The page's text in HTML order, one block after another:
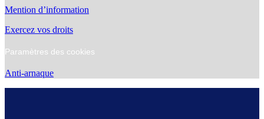
Mention d’information
Exercez vos droits
Paramètres des cookies
Anti-arnaque